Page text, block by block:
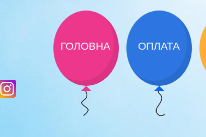
ГОЛОВНА ОПЛАТА